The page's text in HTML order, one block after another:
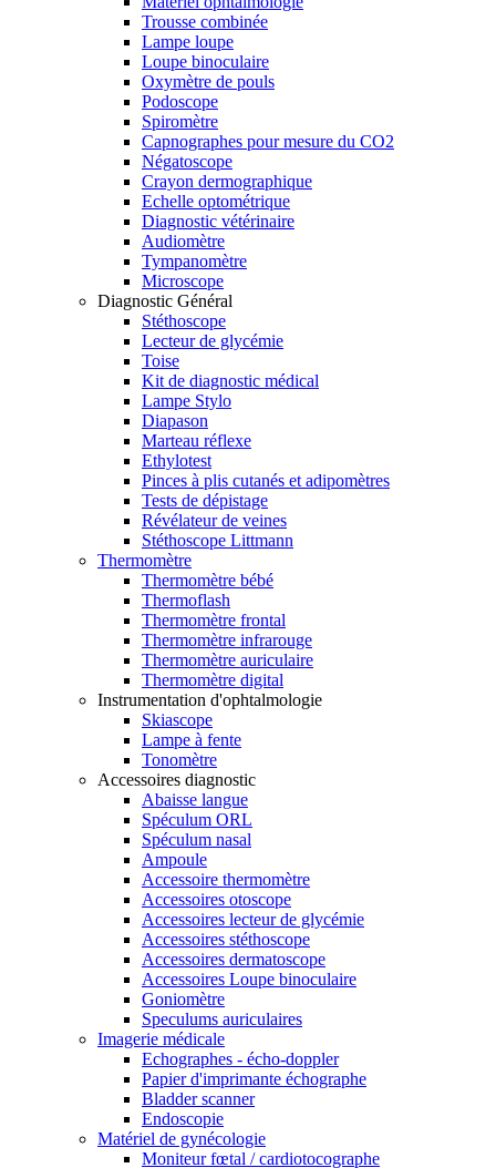
Trousse combinée
Lampe loupe
Loupe binoculaire
Oxymètre de pouls
Podoscope
Spiromètre
Capnographes pour mesure du CO2
Négatoscope
Crayon dermographique
Echelle optométrique
Diagnostic vétérinaire
Audiomètre
Tympanomètre
Microscope
Diagnostic Général
Stéthoscope
Lecteur de glycémie
Toise
Kit de diagnostic médical
Lampe Stylo
Diapason
Marteau réflexe
Ethylotest
Pinces à plis cutanés et adipomètres
Tests de dépistage
Révélateur de veines
Stéthoscope Littmann
Thermomètre
Thermomètre bébé
Thermoflash
Thermomètre frontal
Thermomètre infrarouge
Thermomètre auriculaire
Thermomètre digital
Instrumentation d'ophtalmologie
Skiascope
Lampe à fente
Tonomètre
Accessoires diagnostic
Abaisse langue
Spéculum ORL
Spéculum nasal
Ampoule
Accessoire thermomètre
Accessoires otoscope
Accessoires lecteur de glycémie
Accessoires stéthoscope
Accessoires dermatoscope
Accessoires Loupe binoculaire
Goniomètre
Speculums auriculaires
Imagerie médicale
Echographes - écho-doppler
Papier d'imprimante échographe
Bladder scanner
Endoscopie
Matériel de gynécologie
Moniteur fœtal / cardiotocographe